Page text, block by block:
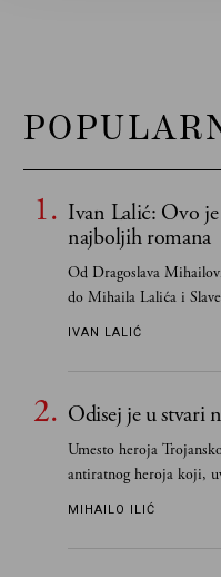
Ivan Lalić: Ovo
najboljih romana
Od Dragoslava
do Mihaila Lalića i
IVAN LALIĆ
Odisej je u stvari
Umesto heroja
antiratnog heroja koji,
učeći na njima, shvata
MIHAILO ILIĆ